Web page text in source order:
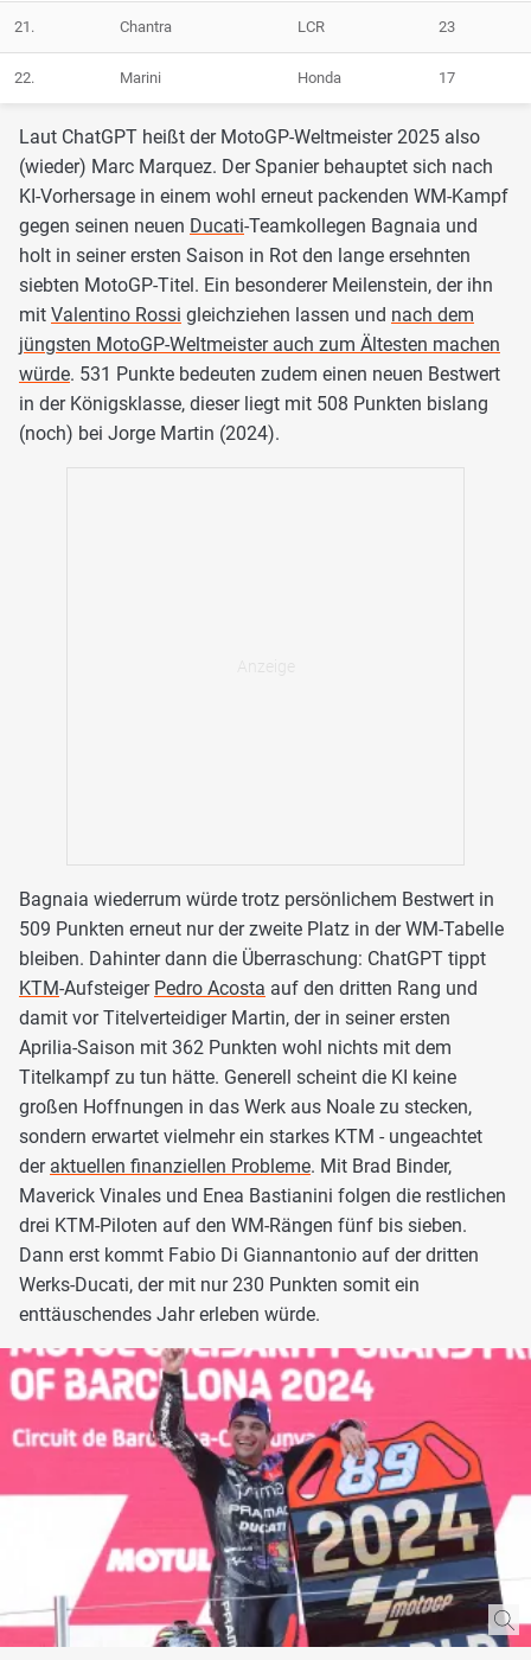
21. Chantra LCR 23
22. Marini Honda 17
Laut ChatGPT heißt der MotoGP-Weltmeister 2025 also
(wieder) Marc Marquez. Der Spanier behauptet sich nach
KI-Vorhersage in einem wohl erneut packenden WM-Kampf
gegen seinen neuen Ducati-Teamkollegen Bagnaia und
holt in seiner ersten Saison in Rot den lange ersehnten
siebten MotoGP-Titel. Ein besonderer Meilenstein, der ihn
mit Valentino Rossi gleichziehen lassen und nach dem
jüngsten MotoGP-Weltmeister auch zum Ältesten machen
würde. 531 Punkte bedeuten zudem einen neuen Bestwert
in der Königsklasse, dieser liegt mit 508 Punkten bislang
(noch) bei Jorge Martin (2024).
Bagnaia wiederrum würde trotz persönlichem Bestwert in
509 Punkten erneut nur der zweite Platz in der WM-Tabelle
bleiben. Dahinter dann die Überraschung: ChatGPT tippt
KTM-Aufsteiger Pedro Acosta auf den dritten Rang und
damit vor Titelverteidiger Martin, der in seiner ersten
Aprilia-Saison mit 362 Punkten wohl nichts mit dem
Titelkampf zu tun hätte. Generell scheint die KI keine
großen Hoffnungen in das Werk aus Noale zu stecken,
sondern erwartet vielmehr ein starkes KTM - ungeachtet
der aktuellen finanziellen Probleme. Mit Brad Binder,
Maverick Vinales und Enea Bastianini folgen die restlichen
drei KTM-Piloten auf den WM-Rängen fünf bis sieben.
Dann erst kommt Fabio Di Giannantonio auf der dritten
Werks-Ducati, der mit nur 230 Punkten somit ein
enttäuschendes Jahr erleben würde.